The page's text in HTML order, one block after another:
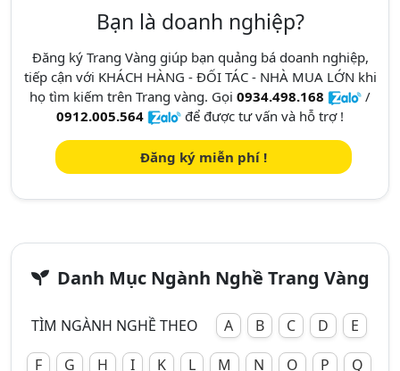
Bạn là doanh nghiệp?
Đăng ký Trang Vàng giúp bạn quảng bá doanh nghiệp,
tiếp cận với KHÁCH HÀNG - ĐỐI TÁC - NHÀ MUA LỚN khi
họ tìm kiếm trên Trang vàng. Gọi 0934.498.168
/
0912.005.564
để được tư vấn và hỗ trợ !
Đăng ký miễn phí !
Danh Mục Ngành Nghề Trang Vàng
TÌM NGÀNH NGHỀ THEO A B C D
E
F
G H I K L M N O P Q